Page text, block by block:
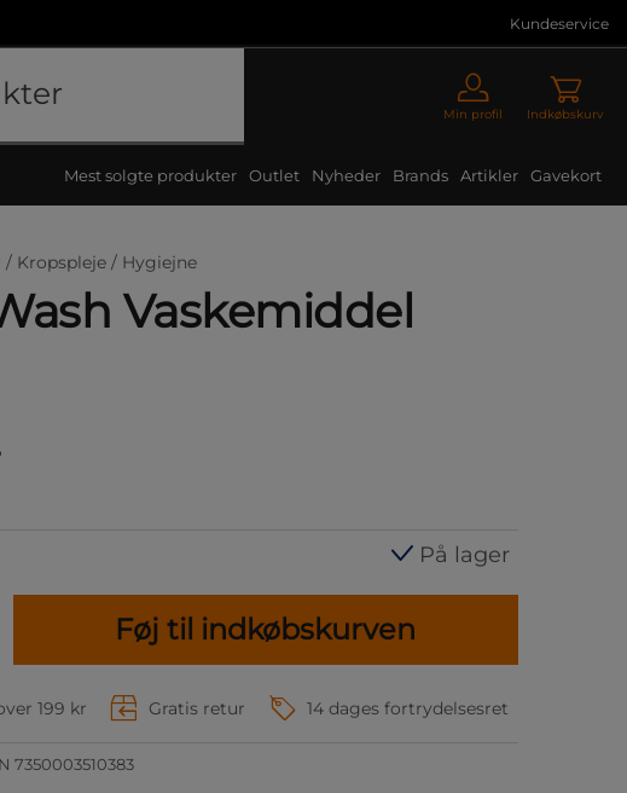
Kundeservice
Min profil Indkøbskurv
Mest solgte produkter Outlet Nyheder Brands Artikler Gavekort
/ Kropspleje / Hygiejne
Vaskemiddel
På lager
Føj til indkøbskurven
199 kr Gratis retur 14 dages fortrydelsesret
7350003510383